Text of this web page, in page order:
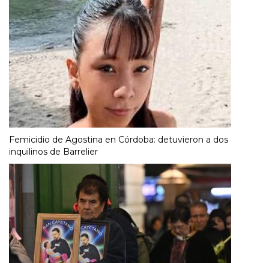
Femicidio de Agostina en Córdoba: detuvieron a dos
inquilinos de Barrelier